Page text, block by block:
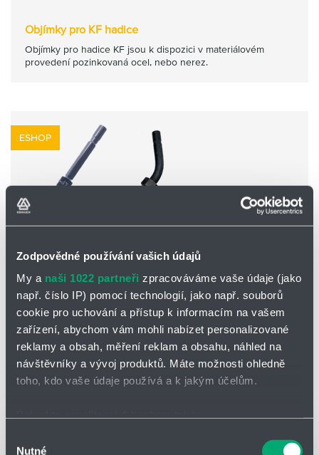
Zodpovědné používání vašich údajů
My a naši 1022 partneři zpracováváme vaše údaje (jako
např. číslo IP) pomocí technologií, jako např. souborů
cookie pro uchování a přístup k informacím na vašem
zařízení, abychom vám mohli nabízet personalizované
reklamy a obsah, měření reklam a obsahu, náhled na
návštěvníky a vývoj produktů. Máte možnosti ohledně
toho, kdo vaše údaje používá a k jakým účelům.
které mohou být přesné na několik metrů
Nutné
Objímky pro KF hadice
Objímky pro hadice KF jsou k dispozici v materiálovém
provedení pozinkovaná ocel, nebo nerez.
ESHOP
Vložky pro KF hadice
Vložky pro hadice KF jsou k dispozici v materiálovém
provedení pozinkovaná ocel, nebo nerez. Dále jsou k
dispozici v široké škále tvarů (krátké, dlouhé, zahnuté 45°,
90° atd.)